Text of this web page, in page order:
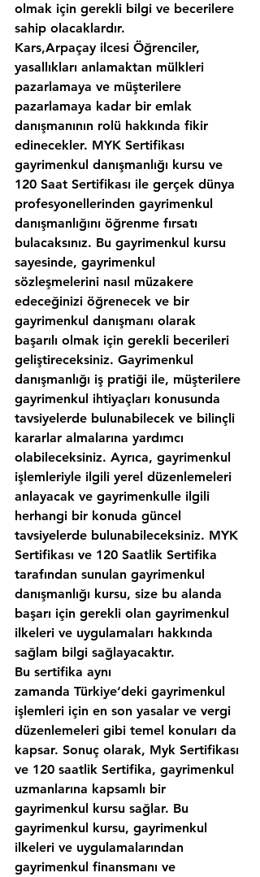
olmak için gerekli bilgi ve becerilere
sahip olacaklardır.
Kars,Arpaçay ilcesi Öğrenciler,
yasallıkları anlamaktan mülkleri
pazarlamaya ve müşterilere
pazarlamaya kadar bir emlak
danışmanının rolü hakkında fikir
edinecekler. MYK Sertifikası
gayrimenkul danışmanlığı kursu ve
120 Saat Sertifikası ile gerçek dünya
profesyonellerinden gayrimenkul
danışmanlığını öğrenme fırsatı
bulacaksınız. Bu gayrimenkul kursu
sayesinde, gayrimenkul
sözleşmelerini nasıl müzakere
edeceğinizi öğrenecek ve bir
gayrimenkul danışmanı olarak
başarılı olmak için gerekli becerileri
geliştireceksiniz. Gayrimenkul
danışmanlığı iş pratiği ile, müşterilere
gayrimenkul ihtiyaçları konusunda
tavsiyelerde bulunabilecek ve bilinçli
kararlar almalarına yardımcı
olabileceksiniz. Ayrıca, gayrimenkul
işlemleriyle ilgili yerel düzenlemeleri
anlayacak ve gayrimenkulle ilgili
herhangi bir konuda güncel
tavsiyelerde bulunabileceksiniz. MYK
Sertifikası ve 120 Saatlik Sertifika
tarafından sunulan gayrimenkul
danışmanlığı kursu, size bu alanda
başarı için gerekli olan gayrimenkul
ilkeleri ve uygulamaları hakkında
sağlam bilgi sağlayacaktır.
Bu sertifika aynı
zamanda Türkiye‘deki gayrimenkul
işlemleri için en son yasalar ve vergi
düzenlemeleri gibi temel konuları da
kapsar. Sonuç olarak, Myk Sertifikası
ve 120 saatlik Sertifika, gayrimenkul
uzmanlarına kapsamlı bir
gayrimenkul kursu sağlar. Bu
gayrimenkul kursu, gayrimenkul
ilkeleri ve uygulamalarından
gayrimenkul finansmanı ve